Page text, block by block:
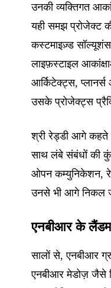
उनकी व्यक्तिगत
यही समझ प्रोजेक्ट
कस्टमाइज़्ड
लाइफ़स्टाइल
आर्किटेक्ट्स,
उसके प्रोजेक्ट्स
श्री रेड्डी आगे कहते
साथ लंबे संबंधों की
ओपन कम्युनिकेशन,
उनसे भी आगे निकल
एनबीआर के
सालों से, एनबीआर
एनबीआर मेडोज़ जैसे